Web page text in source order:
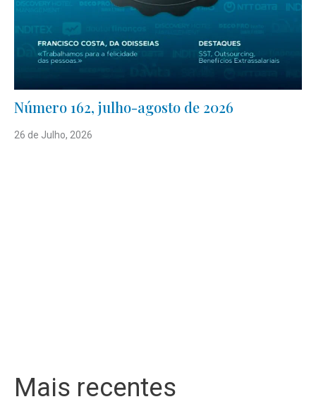
Número 162, julho-agosto de 2026
26 de Julho, 2026
Mais recentes